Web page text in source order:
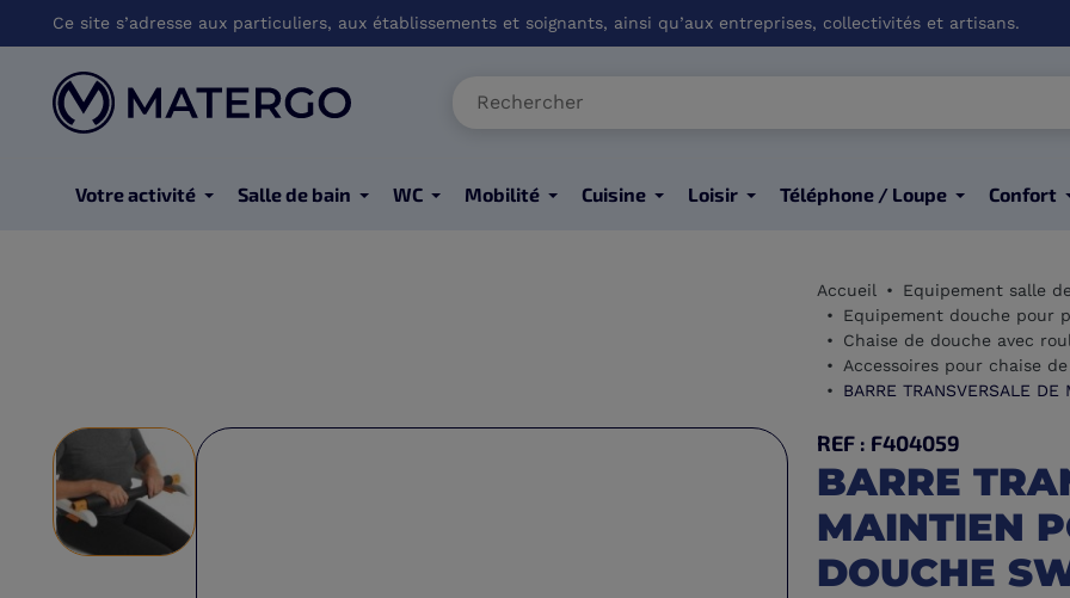
Ce site s’adresse aux particuliers, aux établissements et soignants, ainsi qu’aux entreprises, collectivités et artisans.
Votre activité Salle de bain WC Mobilité Cuisine Loisir Téléphone / Loupe Confort
Accueil
Equipement salle
Equipement douche pour
Chaise de douche avec
Accessoires pour chaise
BARRE TRANSVERSALE
REF : F404059
BARRE
MAINTIEN
DOUCHE